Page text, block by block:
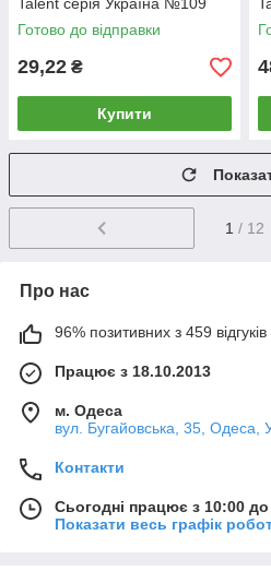
36255109
Готово до відправки
29,22 ₴
Купити
1 / 12
Про нас
96% позитивних з 459 відгуків
Працює з 18.10.2013
м. Одеса
вул. Бугайовська, 35, Одеса,
Контакти
Сьогодні працює з 10:00
Показати весь графік